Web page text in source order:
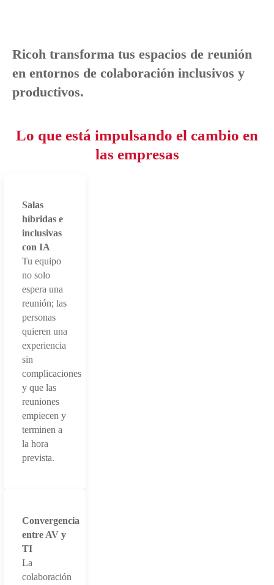
Ricoh transforma tus espacios de reunión
en entornos de colaboración inclusivos y
productivos.
Lo que está impulsando el cambio en
las empresas
Salas
híbridas e
inclusivas
con IA
Tu equipo
no solo
espera una
reunión; las
personas
quieren una
experiencia
sin
complicaciones
y que las
reuniones
empiecen y
terminen a
la hora
prevista.
Convergencia
entre AV y
TI
La
colaboración